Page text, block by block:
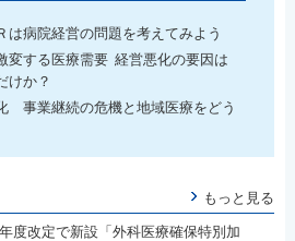
は病院経営の問題を考えてみよう
変する医療需要 経営悪化の要因は
けか？
事業継続の危機と地域医療をどう
もっと見る
度改定で新設「外科医療確保特別加